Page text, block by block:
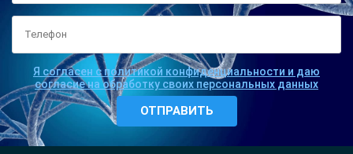
Я согласен с политикой конфиденциальности и даю
согласие на обработку своих персональных данных